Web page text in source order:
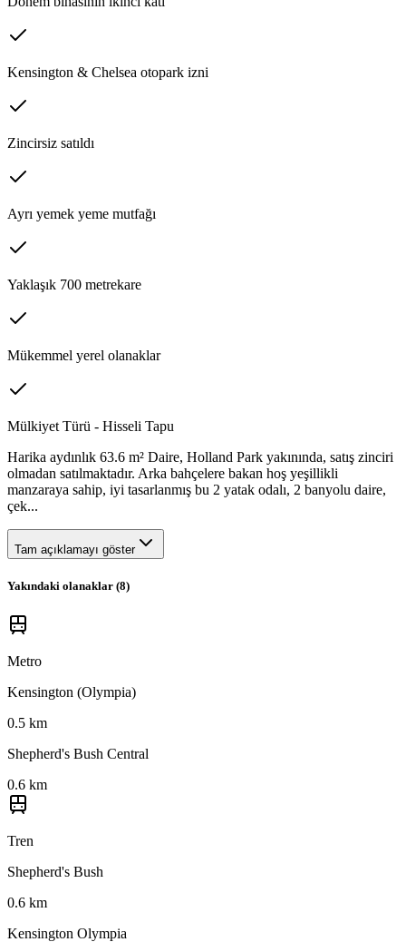
Kensington & Chelsea otopark izni
Zincirsiz satıldı
Ayrı yemek yeme mutfağı
Yaklaşık 700 metrekare
Mükemmel yerel olanaklar
Mülkiyet Türü - Hisseli Tapu
Harika aydınlık 63.6 m² Daire, Holland Park yakınında, satış zinciri
olmadan satılmaktadır. Arka bahçelere bakan hoş yeşillikli
manzaraya sahip, iyi tasarlanmış bu 2 yatak odalı, 2 banyolu daire,
çek...
Tam açıklamayı göster
Yakındaki olanaklar (8)
Metro
Kensington (Olympia)
0.5 km
Shepherd's Bush Central
0.6 km
Tren
Shepherd's Bush
0.6 km
Kensington Olympia